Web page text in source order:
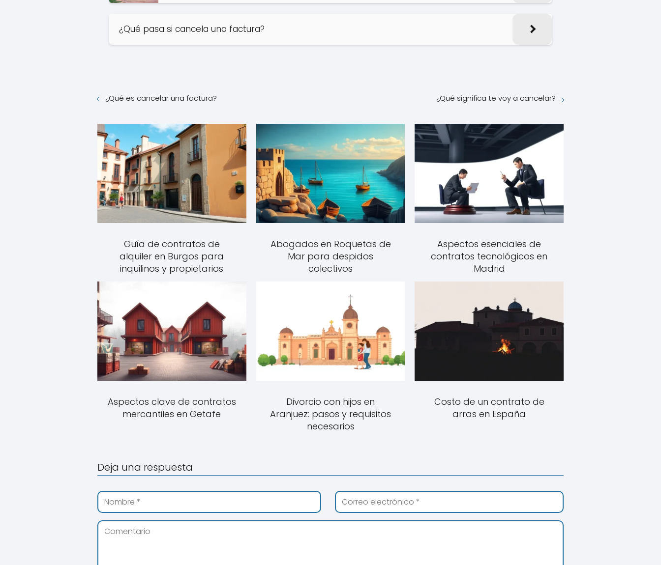
¿Qué pasa si cancela una factura?
¿Qué es cancelar una factura? ¿Qué significa te voy a cancelar?
Guía de contratos de
alquiler en Burgos para
inquilinos y propietarios
Abogados en Roquetas de
Mar para despidos
colectivos
Aspectos esenciales de
contratos tecnológicos en
Madrid
Aspectos clave de contratos
mercantiles en Getafe
Divorcio con hijos en
Aranjuez: pasos y requisitos
necesarios
Costo de un contrato de
arras en España
Deja una respuesta